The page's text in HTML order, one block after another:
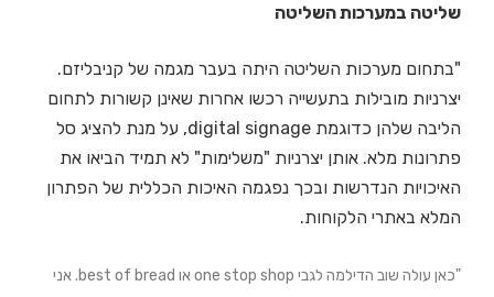
שליטה במערכות השליטה
"בתחום מערכות השליטה היתה בעבר מגמה של קניבליזם.
יצרניות מובילות בתעשייה רכשו אחרות שאינן קשורות לתחום
הליבה שלהן כדוגמת digital signage, על מנת להציג סל
פתרונות מלא. אותן יצרניות "משלימות" לא תמיד הביאו את
האיכויות הנדרשות ובכך נפגמה האיכות הכללית של הפתרון
המלא באתרי הלקוחות.
"כאן עולה שוב הדילמה לגבי one stop shop או best of bread. אני